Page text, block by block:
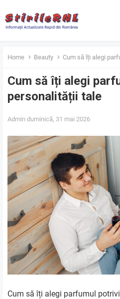
Home Beauty Cum să îți alegi
Cum să îți alegi
personalității tale
Admin duminică, 31 mai 2026
Cum să îți alegi parfumul